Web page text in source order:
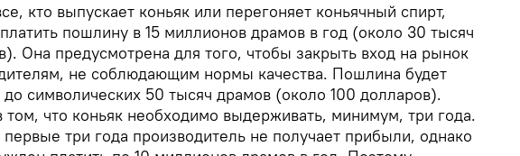
кто выпускает коньяк или перегоняет коньячный спирт,
пошлину в 15 миллионов драмов в год (около 30 тысяч
Она предусмотрена для того, чтобы закрыть вход на рынок
не соблюдающим нормы качества. Пошлина будет
символических 50 тысяч драмов (около 100 долларов).
том, что коньяк необходимо выдерживать, минимум, три года.
три года производитель не получает прибыли, однако